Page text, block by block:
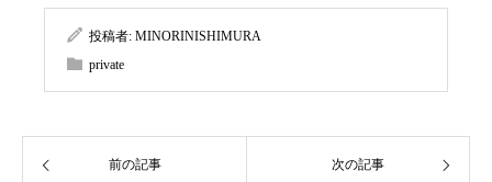
投稿者: MINORINISHIMURA
private
前の記事 次の記事